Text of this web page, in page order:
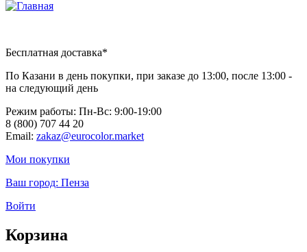
Бесплатная доставка*
По Казани в день покупки, при заказе до 13:00, после 13:00 -
на следующий день
Режим работы: Пн-Вc: 9:00-19:00
8 (800) 707 44 20
Email: zakaz@eurocolor.market
Мои покупки
Ваш город: Пенза
Войти
Корзина